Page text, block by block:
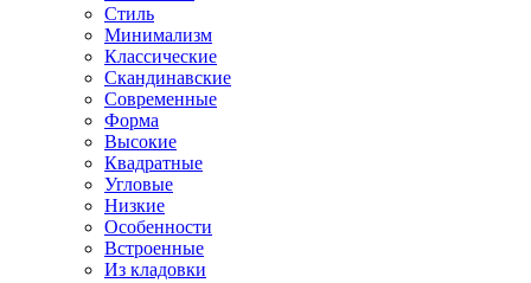
Стиль
Минимализм
Классические
Скандинавские
Современные
Форма
Высокие
Квадратные
Угловые
Низкие
Особенности
Встроенные
Из кладовки